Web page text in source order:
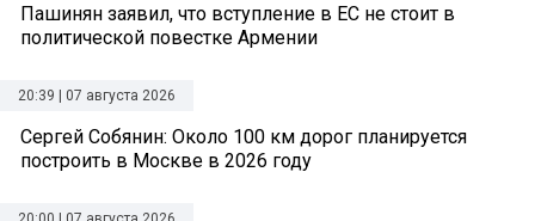
Пашинян заявил, что вступление в ЕС не стоит в
политической повестке Армении
20:39 | 07 августа 2026
Сергей Собянин: Около 100 км дорог планируется
построить в Москве в 2026 году